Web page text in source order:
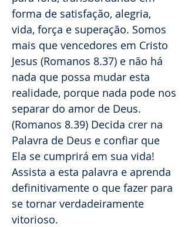
forma de satisfação, alegria,
vida, força e superação. Somos
mais que vencedores em Cristo
Jesus (Romanos 8.37) e não há
nada que possa mudar esta
realidade, porque nada pode nos
separar do amor de Deus.
(Romanos 8.39) Decida crer na
Palavra de Deus e confiar que
Ela se cumprirá em sua vida!
Assista a esta palavra e aprenda
definitivamente o que fazer para
se tornar verdadeiramente
vitorioso.